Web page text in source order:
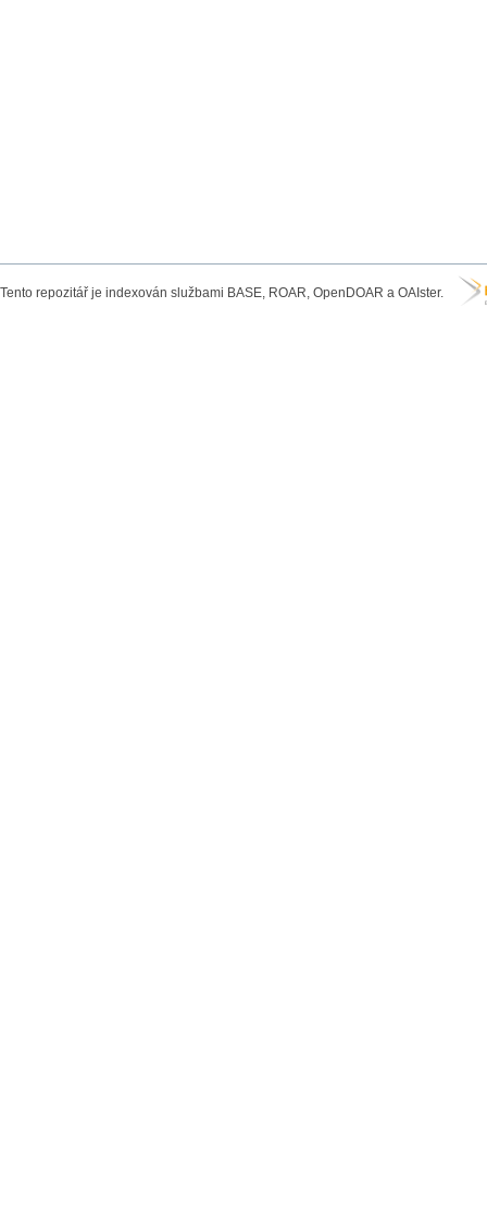
Tento repozitář je indexován službami BASE, ROAR, OpenDOAR a OAIster.